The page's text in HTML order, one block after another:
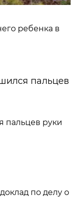
ребенка в
пальцев руки
по делу о